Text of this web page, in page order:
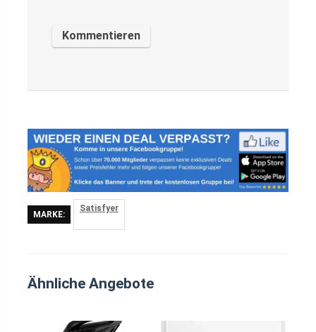
MARKE:
Satisfyer
Ähnliche Angebote